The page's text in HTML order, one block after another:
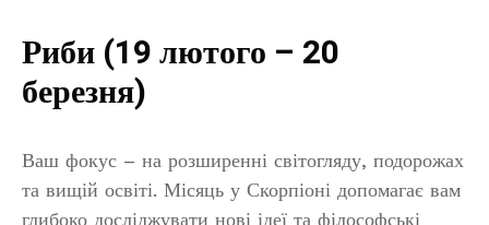
Риби (19 лютого – 20
березня)
Ваш фокус – на розширенні світогляду, подорожах
та вищій освіті. Місяць у Скорпіоні допомагає вам
глибоко досліджувати нові ідеї та філософські